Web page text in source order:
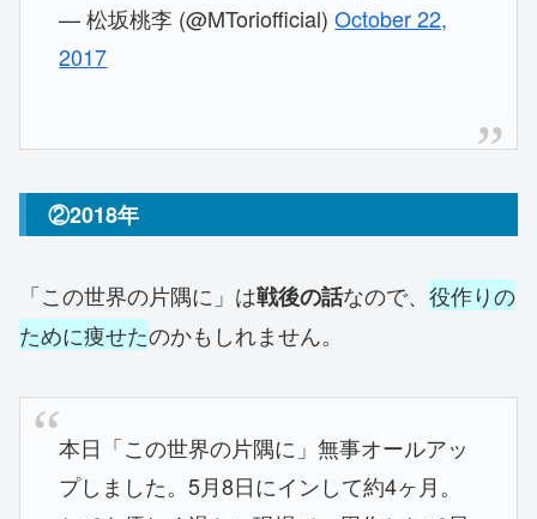
— 松坂桃李 (@MToriofficial)October 22,
2017
②2018年
「この世界の片隅に」は戦後の話なので、 役作りの
ために痩せたのかもしれません。
本日「この世界の片隅に」無事オールアッ
プしました。5月8日にインして約4ヶ月。